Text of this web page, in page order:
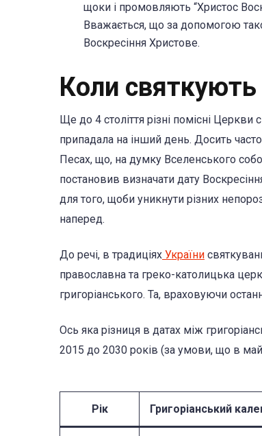
щоки і промовляють “Христос
Вважається, що за допомогою
Воскресіння Христове.
Коли
Ще до 4 століття різні помісні
припадала на інший день. Досить
Песах, що, на думку Вселенського
постановив визначати дату
для того, щоби уникнути різних
наперед.
До речі, в традиціях України
православна та греко-католицька
григоріанського. Та, враховуючи
Ось яка різниця в датах між
2015 до 2030 років (за умови, що в
Рік Григоріанський